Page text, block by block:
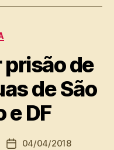
de
de São
e DF
Data04/04/2018